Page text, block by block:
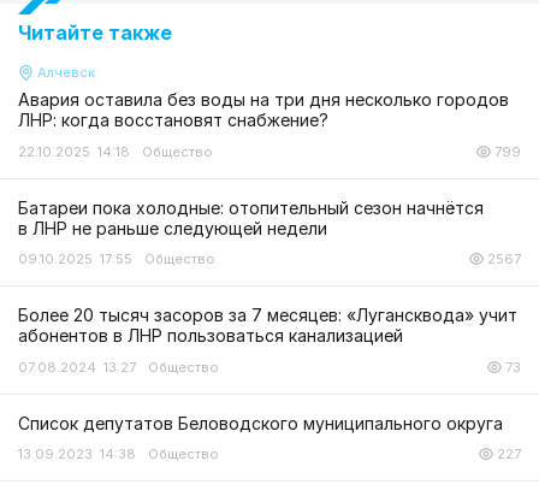
Читайте также
Алчевск
Авария оставила без воды на три дня несколько городов
ЛНР: когда восстановят снабжение?
22.10.2025 14:18 Общество 799
Батареи пока холодные: отопительный сезон начнётся
в ЛНР не раньше следующей недели
09.10.2025 17:55 Общество 2567
Более 20 тысяч засоров за 7 месяцев: «Лугансквода» учит
абонентов в ЛНР пользоваться канализацией
07.08.2024 13:27 Общество 73
Список депутатов Беловодского муниципального округа
13.09.2023 14:38 Общество 227